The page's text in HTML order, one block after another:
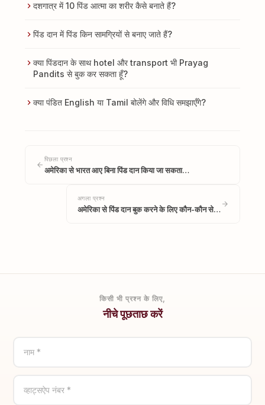
दशगात्र में 10 पिंड आत्मा का शरीर कैसे बनाते हैं?
पिंड दान में पिंड किन सामग्रियों से बनाए जाते हैं?
क्या पिंडदान के साथ hotel और transport भी Prayag
Pandits से बुक कर सकता हूँ?
क्या पंडित English या Tamil बोलेंगे और विधि समझाएँगे?
पिछला प्रश्न
अमेरिका से भारत आए बिना पिंड दान किया जा सकता…
अगला प्रश्न
अमेरिका से पिंड दान बुक करने के लिए कौन-कौन से…
किसी भी प्रश्न के लिए,
नीचे पूछताछ करें
नाम *
व्हाट्सऐप नंबर *